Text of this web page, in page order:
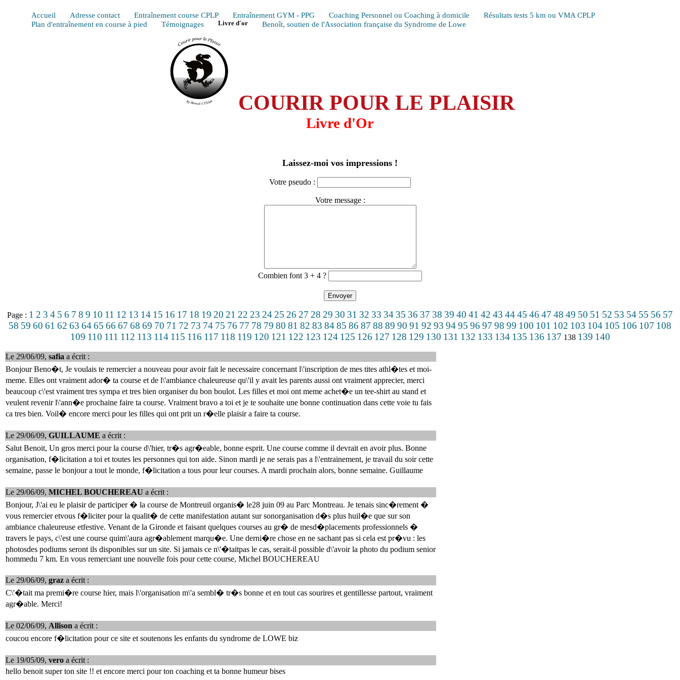
Accueil Adresse contact Entraînement course CPLP Entraînement GYM - PPG Coaching Personnel ou Coaching à domicile
Résultats tests 5 km ou VMA CPLP
Plan d'entraînement en course à pied
Témoignages Livre d'or Benoît, soutien de l'Association française du Syndrome de Lowe
COURIR POUR LE PLAISIR
Livre d'Or
Laissez-moi vos impressions !
Votre pseudo :
Votre message :
Combien font 3 + 4 ?
Page : 1 2 3 4 5 6 7 8 9 10 11 12 13 14 15 16 17 18 19 20 21 22 23 24 25 26 27 28 29 30 31 32 33 34 35 36 37 38 39 40 41 42 43 4445 46 47 48 49 50 51 52 53 54 55 56 57
58 59 60 61 62 63 6465 66 67 68 69 70 71 72 73 74 75 76 77 78 79 80 81 82 83 8485 86 87 88 89 90 91 92 93 9495 96 97 98 99 100 101 102 103 104 105 106 107 108
109 110 111 112 113 114 115 116 117 118 119 120 121 122 123 124 125 126 127 128 129 130 131 132 133 134 135 136 137 138 139 140
Le 29/06/09, safia a écrit :
Bonjour Beno�t, Je voulais te remercier a nouveau pour avoir fait le necessaire concernant l\'inscription de mes tites athl�tes et moi-
meme. Elles ont vraiment ador� ta course et de l\'ambiance chaleureuse qu\'il y avait les parents aussi ont vraiment apprecier, merci
beaucoup c\'est vraiment tres sympa et tres bien organiser du bon boulot. Les filles et moi ont meme achet�e un tee-shirt au stand et
veulent revenir l\'ann�e prochaine faire ta course. Vraiment bravo a toi et je te souhaite une bonne continuation dans cette voie tu fais
ca tres bien. Voil� encore merci pour les filles qui ont prit un r�elle plaisir a faire ta course.
Le 29/06/09, GUILLAUME a écrit :
Salut Benoit, Un gros merci pour la course d\'hier, tr�s agr�eable, bonne esprit. Une course comme il devrait en avoir plus. Bonne
organisation, f�licitation a toi et toutes les personnes qui ton aide. Sinon mardi je ne serais pas a l\'entrainement, je travail du soir cette
semaine, passe le bonjour a tout le monde, f�licitation a tous pour leur courses. A mardi prochain alors, bonne semaine. Guillaume
Le 29/06/09, MICHEL BOUCHEREAU a écrit :
Bonjour, J\'ai eu le plaisir de participer � la course de Montreuil organis� le28 juin 09 au Parc Montreau. Je tenais sinc�rement �
vous remercier etvous f�liciter pour la qualit� de cette manifestation autant sur sonorganisation d�s plus huil�e que sur son
ambiance chaleureuse etfestive. Venant de la Gironde et faisant quelques courses au gr� de mesd�placements professionnels �
travers le pays, c\'est une course quim\'aura agr�ablement marqu�e. Une derni�re chose en ne sachant pas si cela est pr�vu : les
photosdes podiums seront ils disponibles sur un site. Si jamais ce n\'�taitpas le cas, serait-il possible d\'avoir la photo du podium senior
hommedu 7 km. En vous remerciant une nouvelle fois pour cette course, Michel BOUCHEREAU
Le 29/06/09, graz a écrit :
C\'�tait ma premi�re course hier, mais l\'organisation m\'a sembl� tr�s bonne et en tout cas sourires et gentillesse partout, vraiment
agr�able. Merci!
Le 02/06/09, Allison a écrit :
coucou encore f�licitation pour ce site et soutenons les enfants du syndrome de LOWE biz
Le 19/05/09, vero a écrit :
hello benoit super ton site !! et encore merci pour ton coaching et ta bonne humeur bises